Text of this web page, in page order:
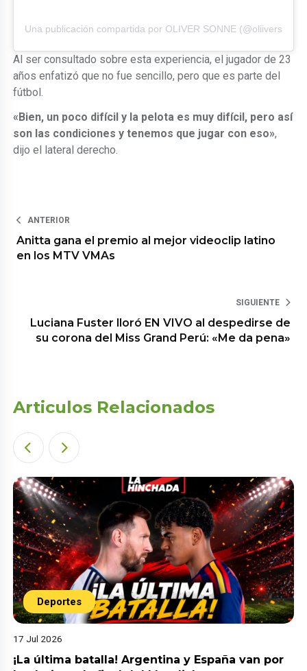
Una publicación compartida por OLIVER SONNE
Al ser consultado sobre esta experiencia, el jugador de 23
años enfatizó que no fue sencillo, pero que es parte del
fútbol.
«Bien, un poco difícil y la pelota es muy difícil, pero así
son las condiciones y tenemos que jugar con eso»,
dijo el lateral derecho.
ANTERIOR
Anitta gana el premio al mejor videoclip latino
en los MTV VMAs
SIGUIENTE
Luciana Fuster lloró EN VIVO al despedirse de
su corona del Miss Grand Perú: «Me da pena»
Articulos Relacionados
Deportes
17 Jul 2026
¡La última batalla! Argentina y España van por